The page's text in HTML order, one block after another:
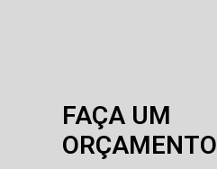
FAÇA UM
ORÇAMENTO